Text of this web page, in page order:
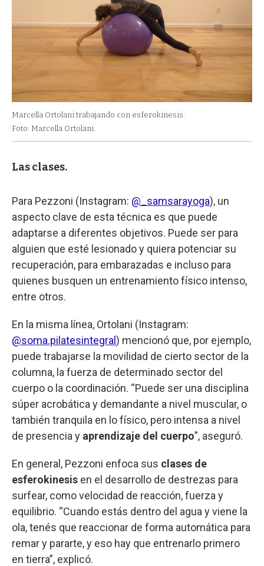
Marcella Ortolani trabajando con esferokinesis.
Foto: Marcella Ortolani.
Las clases.
Para Pezzoni (Instagram: @_samsarayoga), un
aspecto clave de esta técnica es que puede
adaptarse a diferentes objetivos. Puede ser para
alguien que esté lesionado y quiera potenciar su
recuperación, para embarazadas e incluso para
quienes busquen un entrenamiento físico intenso,
entre otros.
En la misma línea, Ortolani (Instagram:
@soma.pilatesintegral ) mencionó que, por ejemplo,
puede trabajarse la movilidad de cierto sector de la
columna, la fuerza de determinado sector del
cuerpo o la coordinación. “Puede ser una disciplina
súper acrobática y demandante a nivel muscular, o
también tranquila en lo físico, pero intensa a nivel
de presencia y aprendizaje del cuerpo”, aseguró.
En general, Pezzoni enfoca sus clases de
esferokinesis en el desarrollo de destrezas para
surfear, como velocidad de reacción, fuerza y
equilibrio. “Cuando estás dentro del agua y viene la
ola, tenés que reaccionar de forma automática para
remar y pararte, y eso hay que entrenarlo primero
en tierra”, explicó.